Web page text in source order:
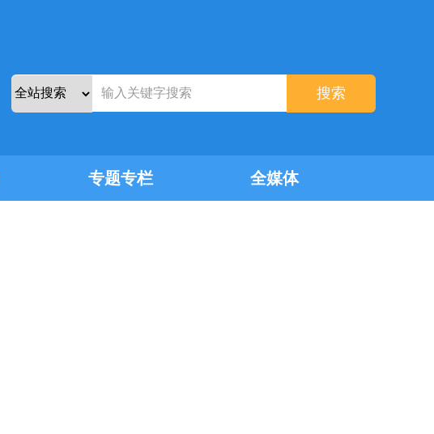
搜索
专题专栏 全媒体